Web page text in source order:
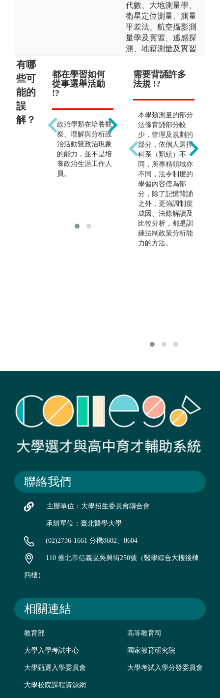
代數、大地測量學、
衛星定位測量、測量
平差法、航空攝影測
量學及實習、遙感探
測、地籍測量及實習
有哪
些可
能的
誤
解？
都在學習如何
從事選舉活動
!?
政治學類在培養觀
察、理解與分析政
治活動暨政治現象
的能力，並不是培
養政治生涯工作人
員。
畢業後只能從
政 !?
事實上從政只是一
小部分的畢業生選
擇之路。本學類畢
業生因為具有管
理、分析與企劃能
力，所以大部分都
是擔任公、私領域
的管理者，以及企
業的企劃、行銷或
公關等。
需要背誦許多
法規 !?
本學類測量的部分
法條背誦部分較
少，管理及規劃的
部分，依個人選擇
科系（類組）不
同，所專精領域亦
不同，法令制度的
學習內容僅為部
分，除了記憶背誦
之外，更強調制度
成因、法條解讀及
比較分析，都是訓
練法制政策分析能
力的方法。
聯絡我們
主辦單位：大學招生委員會聯合會
承辦單位：臺北醫學大學
(02)2736-1661 分機8602、8604
110 臺北市信義區吳興街250號（醫學綜合大樓後棟
四樓）
相關連結
教育部 高等教育司
大學入學考試中心 國家教育研究院
大學甄選入學委員會 大學考試入學分發委員會
大學校院課程資源網